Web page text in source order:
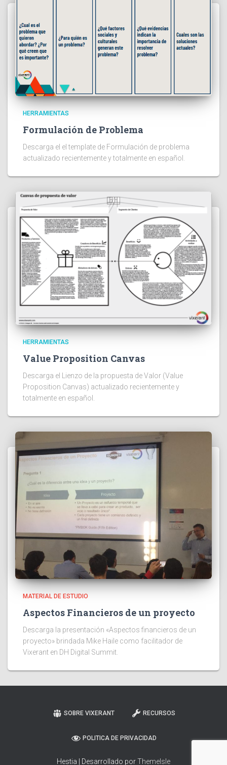
HERRAMIENTAS
Formulación de Problema
Descarga el el template de Formulación de problema
actualizado recientemente y totalmente en español.
HERRAMIENTAS
Value Proposition Canvas
Descarga el Lienzo de la propuesta de Valor (Value
Proposition Canvas) actualizado recientemente y
totalmente en español.
MATERIAL DE ESTUDIO
Aspectos Financieros de un proyecto
Descarga la presentación «Aspectos financieros de un
proyecto» brindada Mike Haile como facilitador de
Vixerant en DH Digital Summit.
SOBRE VIXERANT RECURSOS
POLITICA DE PRIVACIDAD
Hestia | Desarrollado porThemeIsle